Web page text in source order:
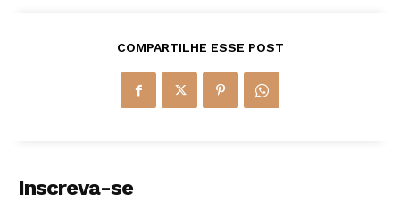
COMPARTILHE ESSE POST
Inscreva-se